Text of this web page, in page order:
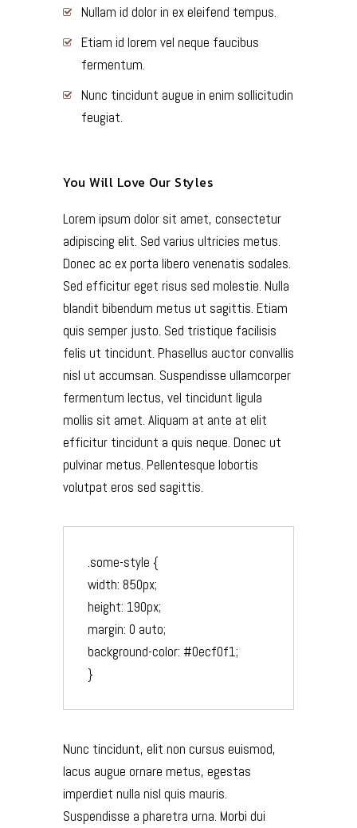
Nullam id dolor in ex eleifend tempus.
Etiam id lorem vel neque faucibus
fermentum.
Nunc tincidunt augue in enim sollicitudin
feugiat.
You Will Love Our Styles
Lorem ipsum dolor sit amet, consectetur
adipiscing elit. Sed varius ultricies metus.
Donec ac ex porta libero venenatis sodales.
Sed efficitur eget risus sed molestie. Nulla
blandit bibendum metus ut sagittis. Etiam
quis semper justo. Sed tristique facilisis
felis ut tincidunt. Phasellus auctor convallis
nisl ut accumsan. Suspendisse ullamcorper
fermentum lectus, vel tincidunt ligula
mollis sit amet. Aliquam at ante at elit
efficitur tincidunt a quis neque. Donec ut
pulvinar metus. Pellentesque lobortis
volutpat eros sed sagittis.
.some-style {
width: 850px;
height: 190px;
margin: 0 auto;
background-color: #0ecf0f1;
Nunc tincidunt, elit non cursus euismod,
lacus augue ornare metus, egestas
imperdiet nulla nisl quis mauris.
Suspendisse a pharetra urna. Morbi dui